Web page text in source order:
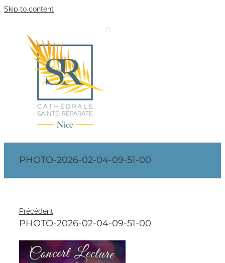
Skip to content
PHOTO-2026-02-04-09-51-00
Précédent
PHOTO-2026-02-04-09-51-00